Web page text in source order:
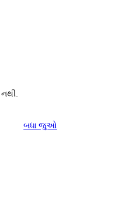
બધા સમીક્ષાઓ
જુઓ